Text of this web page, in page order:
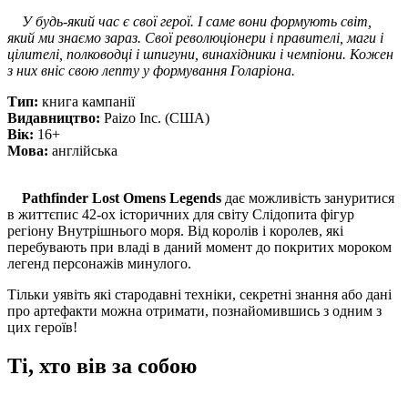
У будь-який час є свої герої. І саме вони формують світ,
який ми знаємо зараз. Свої революціонери і правителі, маги і
цілителі, полководці і шпигуни, винахідники і чемпіони. Кожен
з них вніс свою лепту у формування Голаріона.
Тип: книга кампанії
Видавництво: Paizo Inc. (США)
Вiк: 16+
Мова: англійська
Pathfinder Lost Omens Legends дає можливість зануритися
в життєпис 42-ох історичних для світу Слідопита фігур
регіону Внутрішнього моря. Від королів і королев, які
перебувають при владі в даний момент до покритих мороком
легенд персонажів минулого.
Тільки уявіть які стародавні техніки, секретні знання або дані
про артефакти можна отримати, познайомившись з одним з
цих героїв!
Ті, хто вів за собою